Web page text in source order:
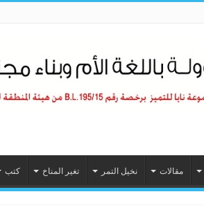
مقالات نخيل التمر تغير المناخ كتب